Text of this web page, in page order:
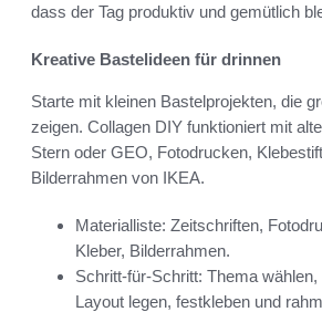
dass der Tag produktiv und gemütlich
Kreative Bastelideen für drinnen
Starte mit kleinen Bastelprojekten, die
zeigen. Collagen DIY funktioniert mit
Stern oder GEO, Fotodrucken,
Bilderrahmen von IKEA.
Materialliste: Zeitschriften,
Kleber, Bilderrahmen.
Schritt-für-Schritt: Thema
Layout legen, festkleben und